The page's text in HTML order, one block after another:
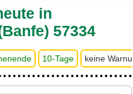
in
57334
10-Tage keine